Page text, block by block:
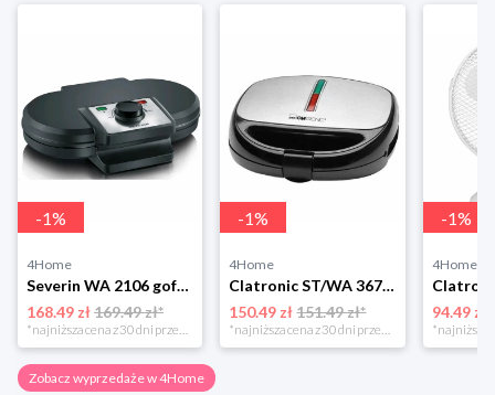
-1%
4Home
Severin WA 2106 gofrownica duo, czarny
168.49 zł169.49 zł*
*najniższa cena z 30 dni przed obniżką
-1%
4Home
Clatronic ST/WA 3670 Opiekacz do kanapek
150.49 zł 151.49 zł*
*najniższa cena z 30 dni przed obniżką
-1%
4Home
94.49 zł
Zobacz wyprzedaże w 4Home